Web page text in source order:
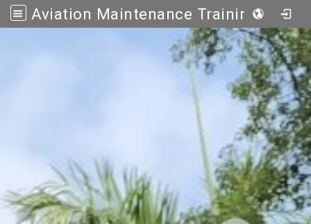
Aviation Maintenance Training Center